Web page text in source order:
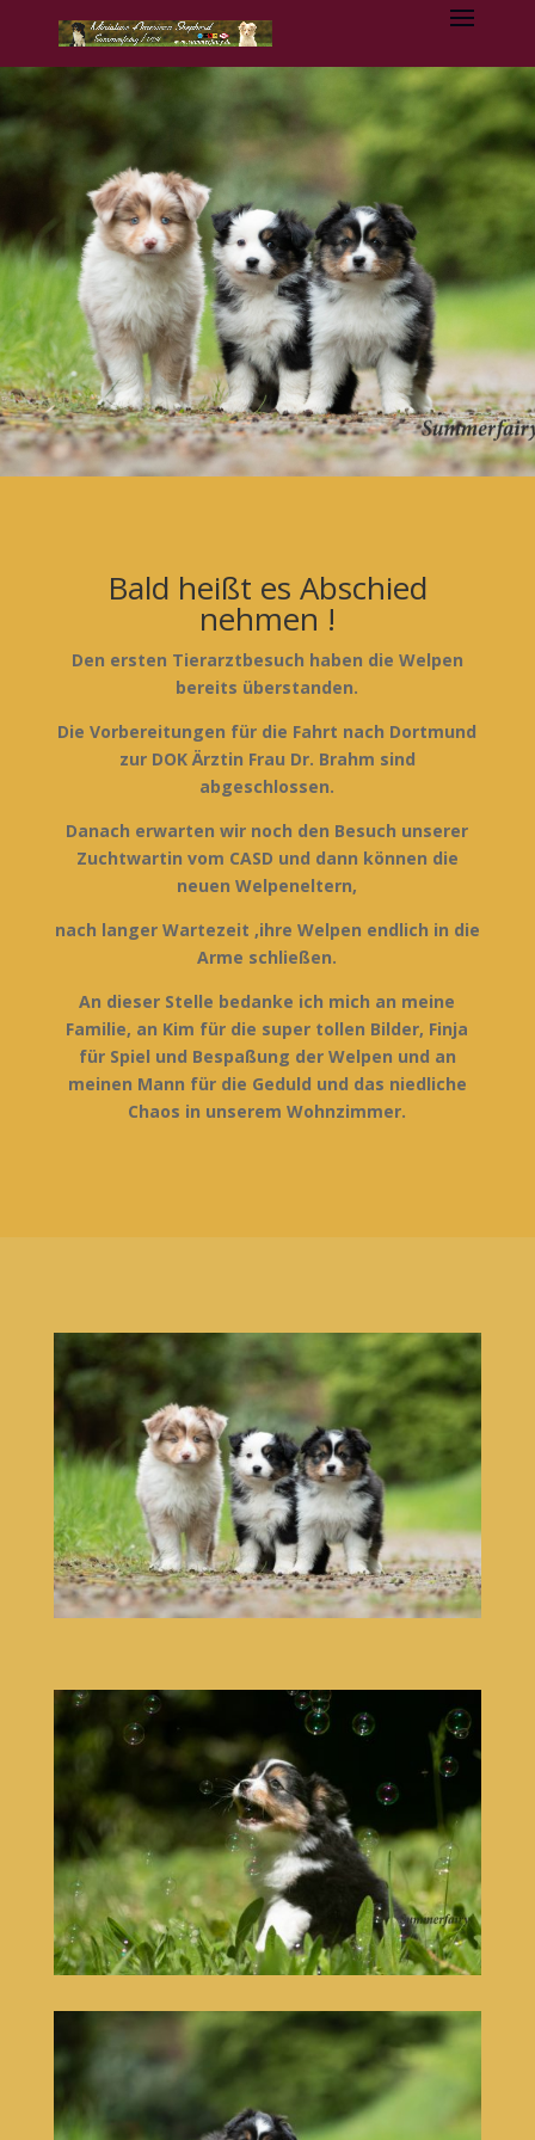
Bald heißt es Abschied
nehmen !
Den ersten Tierarztbesuch haben die Welpen
bereits überstanden.
Die Vorbereitungen für die Fahrt nach Dortmund
zur DOK Ärztin Frau Dr. Brahm sind
abgeschlossen.
Danach erwarten wir noch den Besuch unserer
Zuchtwartin vom CASD und dann können die
neuen Welpeneltern,
nach langer Wartezeit ,ihre Welpen endlich in die
Arme schließen.
An dieser Stelle bedanke ich mich an meine
Familie, an Kim für die super tollen Bilder, Finja
für Spiel und Bespaßung der Welpen und an
meinen Mann für die Geduld und das niedliche
Chaos in unserem Wohnzimmer.